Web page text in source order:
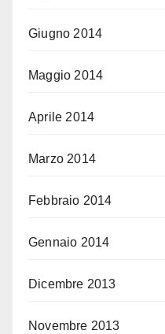
Giugno 2014
Maggio 2014
Aprile 2014
Marzo 2014
Febbraio 2014
Gennaio 2014
Dicembre 2013
Novembre 2013